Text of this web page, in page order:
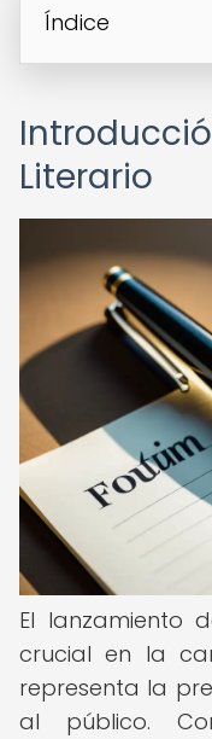
Índice
Literario
El lanzamiento
crucial en la
representa la
al público.